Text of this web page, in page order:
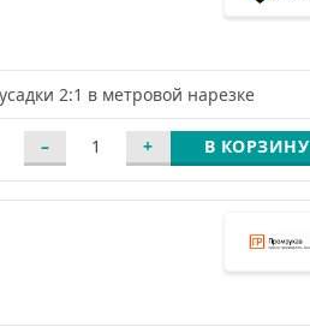
2:1 в метровой нарезке
В КОРЗИНУ